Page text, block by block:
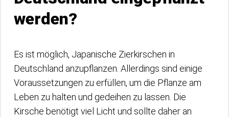
werden?
Es ist möglich, Japanische Zierkirschen in
Deutschland anzupflanzen. Allerdings sind einige
Voraussetzungen zu erfüllen, um die Pflanze am
Leben zu halten und gedeihen zu lassen. Die
Kirsche benötigt viel Licht und sollte daher an